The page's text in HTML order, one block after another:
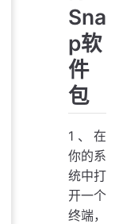
Sna
p软
件
包
1、在
你的系
统中打
开一个
终端，